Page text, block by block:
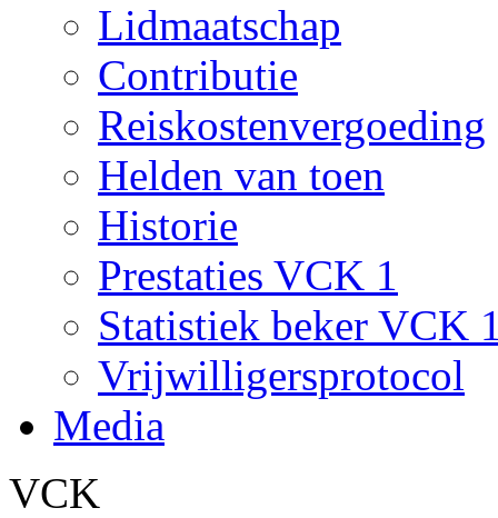
Lidmaatschap
Contributie
Reiskostenvergoeding
Helden van toen
Historie
Prestaties VCK 1
Statistiek beker VCK
Vrijwilligersprotocol
Media
VCK